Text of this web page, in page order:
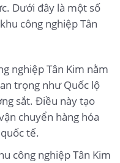
Dưới đây là một số
công nghiệp Tân
nghiệp Tân Kim nằm
trọng như Quốc lộ
sắt. Điều này tạo
chuyển hàng hóa
tế.
công nghiệp Tân Kim